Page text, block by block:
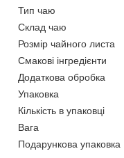
Тип чаю
Склад чаю
Розмір чайного листа
Смакові інгредієнти
Додаткова обробка
Упаковка
Кількість в упаковці
Вага
Подарункова упаковка